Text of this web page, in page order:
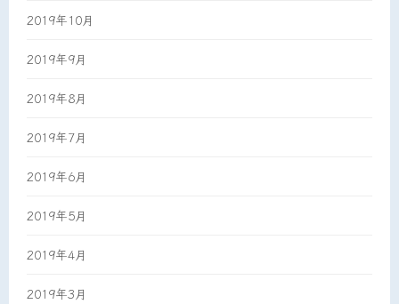
2019年10月
2019年9月
2019年8月
2019年7月
2019年6月
2019年5月
2019年4月
2019年3月